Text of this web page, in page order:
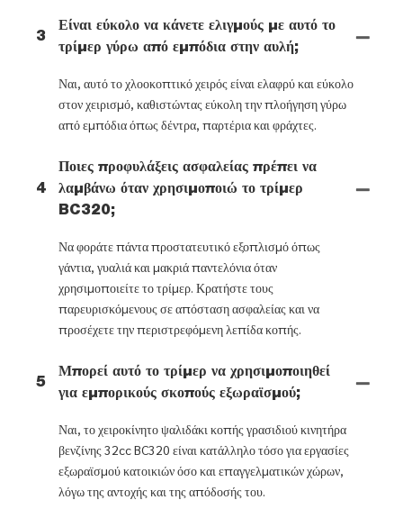
3
Είναι εύκολο να κάνετε ελιγμούς με αυτό το
τρίμερ γύρω από εμπόδια στην αυλή;
Ναι, αυτό το χλοοκοπτικό χειρός είναι ελαφρύ και εύκολο
στον χειρισμό, καθιστώντας εύκολη την πλοήγηση γύρω
από εμπόδια όπως δέντρα, παρτέρια και φράχτες.
4
Ποιες προφυλάξεις ασφαλείας πρέπει να
λαμβάνω όταν χρησιμοποιώ το τρίμερ
BC320;
Να φοράτε πάντα προστατευτικό εξοπλισμό όπως
γάντια, γυαλιά και μακριά παντελόνια όταν
χρησιμοποιείτε το τρίμερ. Κρατήστε τους
παρευρισκόμενους σε απόσταση ασφαλείας και να
προσέχετε την περιστρεφόμενη λεπίδα κοπής.
5
Μπορεί αυτό το τρίμερ να χρησιμοποιηθεί
για εμπορικούς σκοπούς εξωραϊσμού;
Ναι, το χειροκίνητο ψαλιδάκι κοπής γρασιδιού κινητήρα
βενζίνης 32cc BC320 είναι κατάλληλο τόσο για εργασίες
εξωραϊσμού κατοικιών όσο και επαγγελματικών χώρων,
λόγω της αντοχής και της απόδοσής του.